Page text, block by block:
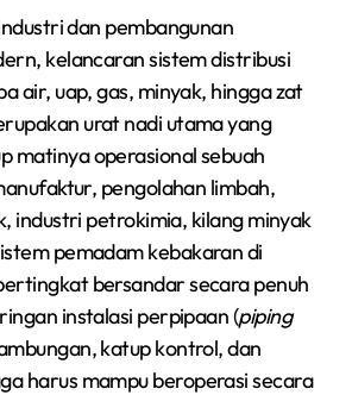
kelancaran sistem distribusi
air, uap, gas, minyak, hingga zat
urat nadi utama yang
matinya operasional sebuah
pengolahan limbah,
industri petrokimia, kilang minyak
pemadam kebakaran di
bersandar secara penuh
instalasi perpipaan (piping
katup kontrol, dan
harus mampu beroperasi secara